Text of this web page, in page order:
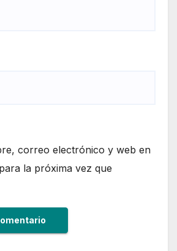
correo electrónico y web en
la próxima vez que